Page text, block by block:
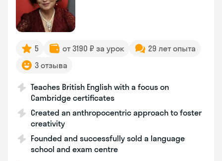
5 от 3190 ₽ за урок
29 лет опыта
3 отзыва
Teaches British English with a focus on
Cambridge certificates
Created an anthropocentric approach to foster
creativity
Founded and successfully sold a language
school and exam centre